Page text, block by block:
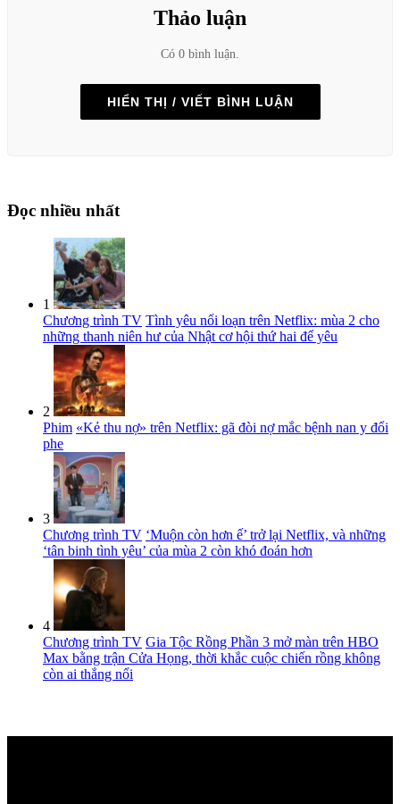
Thảo luận
Có 0 bình luận.
HIỂN THỊ / VIẾT BÌNH LUẬN
Đọc nhiều nhất
1
Chương trình TV Tình yêu nổi loạn trên Netflix: mùa 2 cho
những thanh niên hư của Nhật cơ hội thứ hai để yêu
2
Phim «Kẻ thu nợ» trên Netflix: gã đòi nợ mắc bệnh nan y đổi
phe
3
Chương trình TV ‘Muộn còn hơn ế’ trở lại Netflix, và những
‘tân binh tình yêu’ của mùa 2 còn khó đoán hơn
4
Chương trình TV Gia Tộc Rồng Phần 3 mở màn trên HBO
Max bằng trận Cửa Họng, thời khắc cuộc chiến rồng không
còn ai thắng nổi